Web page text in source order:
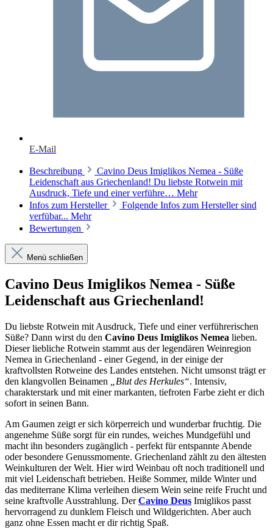
E-Mail
Beschreibung
Cavino Deus Imiglikos Nemea - Süße
Leidenschaft aus Griechenland! Du liebste Rotwein mit
Ausdruck, Tiefe und einer verführe… Mehr
Infos zum Hersteller
Folgende Infos zum Hersteller sind
verfübar... Mehr
Bewertungen
Menü schließen
Cavino Deus Imiglikos Nemea - Süße
Leidenschaft aus Griechenland!
Du liebste Rotwein mit Ausdruck, Tiefe und einer verführerischen
Süße? Dann wirst du den Cavino Deus Imiglikos Nemea lieben.
Dieser liebliche Rotwein stammt aus der legendären Weinregion
Nemea in Griechenland - einer Gegend, in der einige der
kraftvollsten Rotweine des Landes entstehen. Nicht umsonst trägt er
den klangvollen Beinamen
„Blut des Herkules“. Intensiv,
charakterstark und mit einer markanten, tiefroten Farbe zieht er dich
sofort in seinen Bann.
Am Gaumen zeigt er sich körperreich und wunderbar fruchtig. Die
angenehme Süße sorgt für ein rundes, weiches Mundgefühl und
macht ihn besonders zugänglich - perfekt für entspannte Abende
oder besondere Genussmomente. Griechenland zählt zu den ältesten
Weinkulturen der Welt. Hier wird Weinbau oft noch traditionell und
mit viel Leidenschaft betrieben. Heiße Sommer, milde Winter und
das mediterrane Klima verleihen diesem Wein seine reife Frucht und
seine kraftvolle Ausstrahlung. DerCavino Deus Imiglikos passt
hervorragend zu dunklem Fleisch und Wildgerichten. Aber auch
ganz ohne Essen macht er dir richtig Spaß.